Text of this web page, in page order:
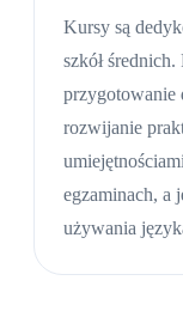
Kursy są
szkół
przygotowanie
rozwijanie
egzaminach, a
używania